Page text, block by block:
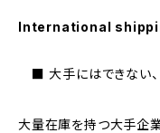
International
■ 大手にはできない、
大量在庫を持つ大手企